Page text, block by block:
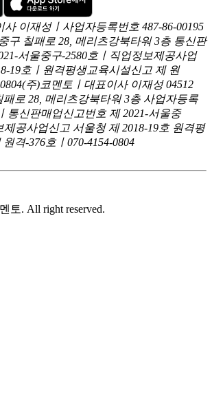
이재성ㅣ사업자등록번호 487-86-00195
구 칠패로 28, 메리츠강북타워 3층 통신판
서울중구-2580호ㅣ직업정보제공사업
19호ㅣ원격평생교육시설신고 제 원
(주)코멘토ㅣ대표이사 이재성 04512
로 28, 메리츠강북타워 3층 사업자등록
통신판매업신고번호 제 2021-서울중
제공사업신고 서울청 제 2018-19호 원격평
격-376호ㅣ070-4154-0804
토. All right reserved.